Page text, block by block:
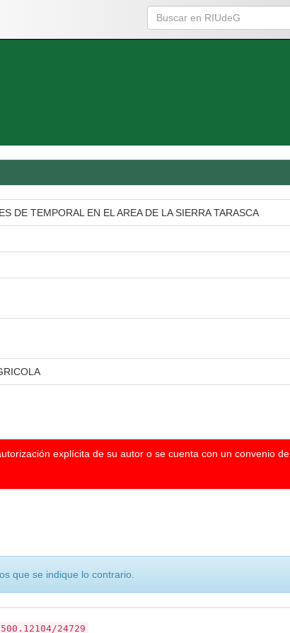
DE TEMPORAL EN EL AREA DE LA SIERRA TARASCA
explícita de su autor o se cuenta con un convenio de
que se indique lo contrario.
24729